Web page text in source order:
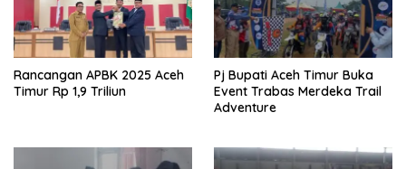
Rancangan APBK 2025 Aceh
Timur Rp 1,9 Triliun
Pj Bupati Aceh Timur Buka
Event Trabas Merdeka Trail
Adventure